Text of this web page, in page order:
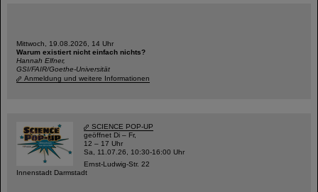
Mittwoch, 19.08.2026, 14 Uhr
Warum existiert nicht einfach nichts?
Hannah Elfner,
GSI/FAIR/Goethe-Universität
Anmeldung und weitere Informationen
SCIENCE POP-UP
geöffnet Di – Fr,
12 – 17 Uhr
Sa, 11.07.26, 10:30-16:00 Uhr
Ernst-Ludwig-Str. 22
Innenstadt Darmstadt